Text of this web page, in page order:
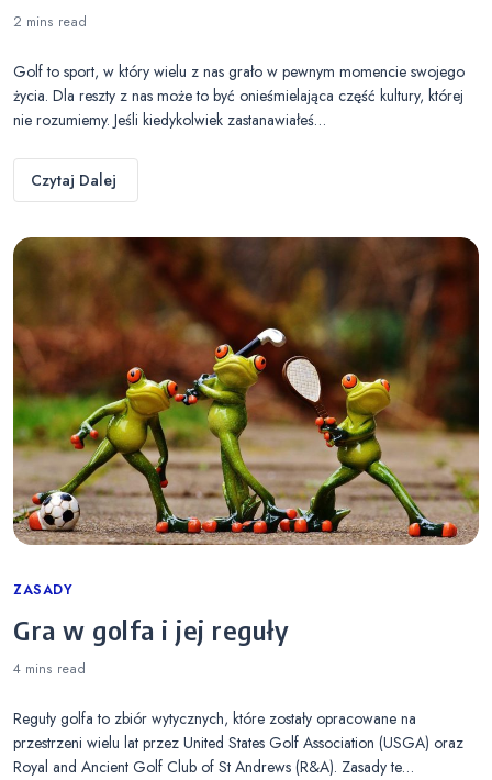
2 mins read
Golf to sport, w który wielu z nas grało w pewnym momencie swojego
życia. Dla reszty z nas może to być onieśmielająca część kultury, której
nie rozumiemy. Jeśli kiedykolwiek zastanawiałeś…
Czytaj Dalej
Categories
ZASADY
Gra w golfa i jej reguły
4 mins read
Reguły golfa to zbiór wytycznych, które zostały opracowane na
przestrzeni wielu lat przez United States Golf Association (USGA) oraz
Royal and Ancient Golf Club of St Andrews (R&A). Zasady te…